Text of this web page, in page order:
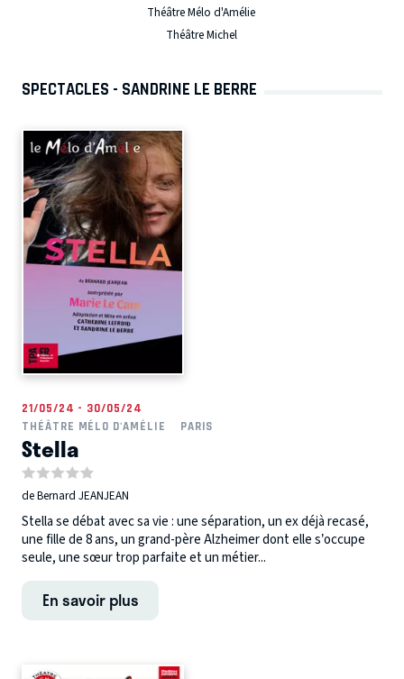
Théâtre Mélo d'Amélie
Théâtre Michel
SPECTACLES - SANDRINE LE BERRE
21/05/24 - 30/05/24
THÉÂTRE MÉLO D'AMÉLIE
PARIS
Stella
de Bernard JEANJEAN
Stella se débat avec sa vie : une séparation, un ex déjà recasé,
une fille de 8 ans, un grand-père Alzheimer dont elle s’occupe
seule, une sœur trop parfaite et un métier...
En savoir plus